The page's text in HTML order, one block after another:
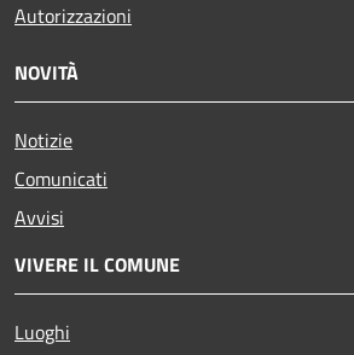
Autorizzazioni
NOVITÀ
Notizie
Comunicati
Avvisi
VIVERE IL COMUNE
Luoghi